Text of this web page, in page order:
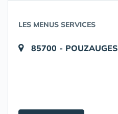
LES MENUS SERVICES
85700 - POUZAUGES